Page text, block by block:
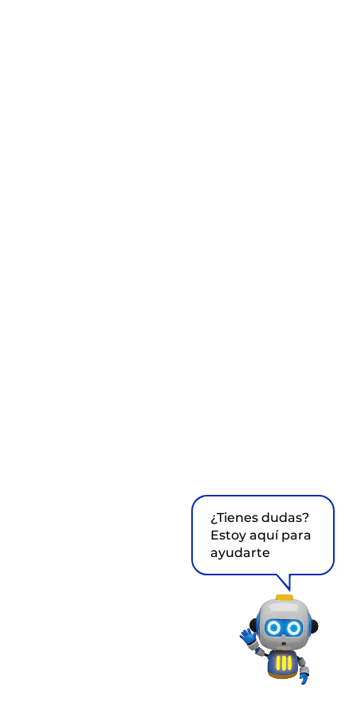
¿Tienes dudas?
Estoy aquí para
ayudarte